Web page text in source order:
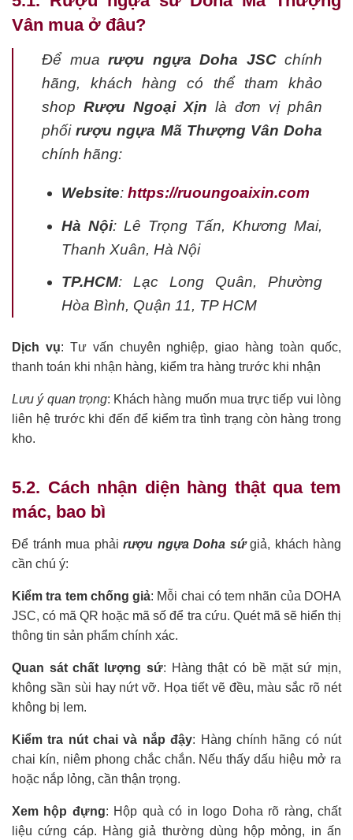
Vân mua ở đâu?
Để mua rượu ngựa Doha JSCchính
hãng, khách hàng có thể tham khảo
shop Rượu Ngoại Xịn là đơn vị phân
phốirượu ngựa Mã Thượng Vân Doha
chính hãng:
Website: https://ruoungoaixin.com
Hà Nội: Lê Trọng Tấn, Khương Mai,
Thanh Xuân, Hà Nội
TP.HCM: Lạc Long Quân, Phường
Hòa Bình, Quận 11, TP HCM
Dịch vụ: Tư vấn chuyên nghiệp, giao hàng toàn quốc,
thanh toán khi nhận hàng, kiểm tra hàng trước khi nhận
Lưu ý quan trọng: Khách hàng muốn mua trực tiếp vui lòng
liên hệ trước khi đến để kiểm tra tình trạng còn hàng trong
kho.
5.2. Cách nhận diện hàng thật qua tem
mác, bao bì
Để tránh mua phải rượu ngựa Doha sứgiả, khách hàng
cần chú ý:
Kiểm tra tem chống giả: Mỗi chai có tem nhãn của DOHA
JSC, có mã QR hoặc mã số để tra cứu. Quét mã sẽ hiển thị
thông tin sản phẩm chính xác.
Quan sát chất lượng sứ: Hàng thật có bề mặt sứ mịn,
không sần sùi hay nứt vỡ. Họa tiết vẽ đều, màu sắc rõ nét
không bị lem.
Kiểm tra nút chai và nắp đậy: Hàng chính hãng có nút
chai kín, niêm phong chắc chắn. Nếu thấy dấu hiệu mở ra
hoặc nắp lỏng, cần thận trọng.
Xem hộp đựng: Hộp quà có in logo Doha rõ ràng, chất
liệu cứng cáp. Hàng giả thường dùng hộp mỏng, in ấn